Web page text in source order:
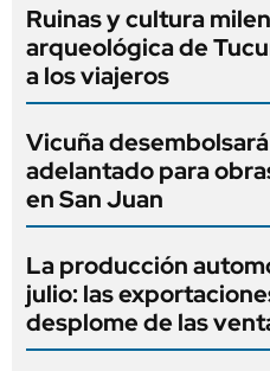
Ruinas y cultura
arqueológica de
a los viajeros
Vicuña
adelantado para
en San Juan
La producción
julio: las
desplome de las